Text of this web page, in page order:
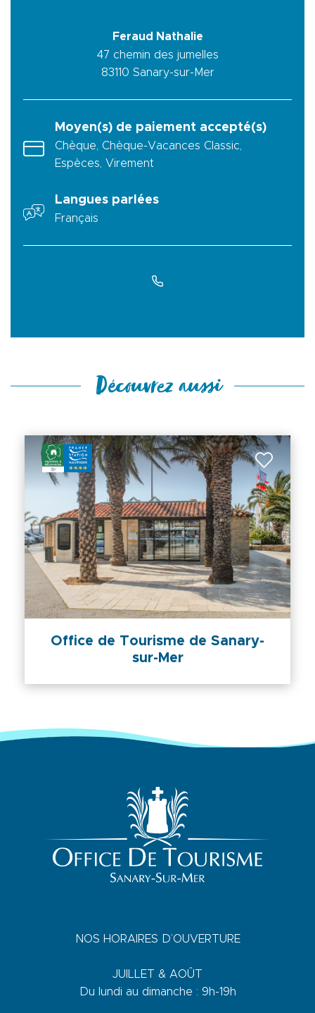
Feraud Nathalie
47 chemin des jumelles
83110 Sanary-sur-Mer
Moyen(s) de paiement accepté(s)
Chèque, Chèque-Vacances Classic,
Espèces, Virement
Langues parlées
Français
Découvrez aussi
Office de Tourisme de Sanary-
sur-Mer
NOS HORAIRES D’OUVERTURE
JUILLET & AOÛT
Du lundi au dimanche : 9h-19h